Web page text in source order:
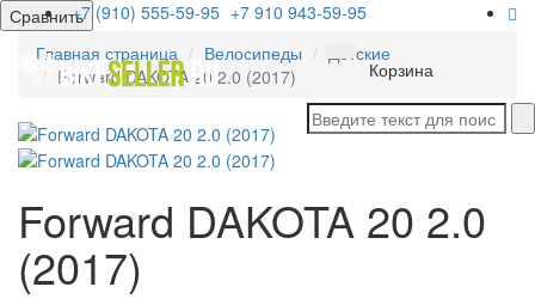
Сравнить+7 (910) 555-59-95 +7 910 943-59-95
Корзина
Главная страница Велосипеды
Детские
Forward DAKOTA 20 2.0 (2017)
Forward DAKOTA 20 2.0
(2017)